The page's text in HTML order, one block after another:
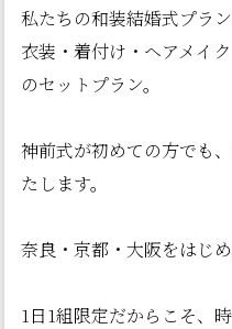
私たちの和装結婚式プラ
衣装・着付け・ヘアメイ
のセットプラン。
神前式が初めての方でも
たします。
奈良・京都・大阪をはじ
1日1組限定だからこそ、